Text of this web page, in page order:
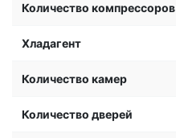
Количество компрессоров
Хладагент
Количество камер
Количество дверей